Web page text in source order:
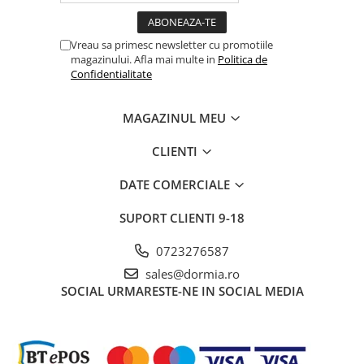
Vreau sa primesc newsletter cu promotiile
magazinului. Afla mai multe in Politica de
Confidentialitate
MAGAZINUL MEU
CLIENTI
DATE COMERCIALE
SUPORT CLIENTI 9-18
0723276587
sales@dormia.ro
SOCIAL URMARESTE-NE IN SOCIAL MEDIA